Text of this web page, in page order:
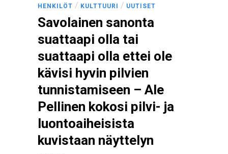
HENKILÖT / KULTTUURI / UUTISET
Savolainen sanonta
suattaapi olla tai
suattaapi olla ettei ole
kävisi hyvin pilvien
tunnistamiseen – Ale
Pellinen kokosi pilvi- ja
luontoaiheisista
kuvistaan näyttelyn